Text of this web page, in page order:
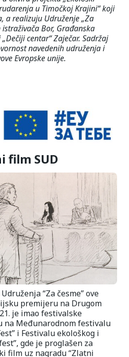
u Timočkoj Krajini“ koji
a realizuju Udruženje „Za
Bor, Građanska
centar“ Zaječar. Sadržaj
navedenih udruženja i
Evropske unije.
film SUD
“Za česme” ove
premijeru na Drugom
je imao festivalske
na Međunarodnom festivalu
i Festivalu ekološkog i
gde je proglašen za
film uz nagradu “Zlatni